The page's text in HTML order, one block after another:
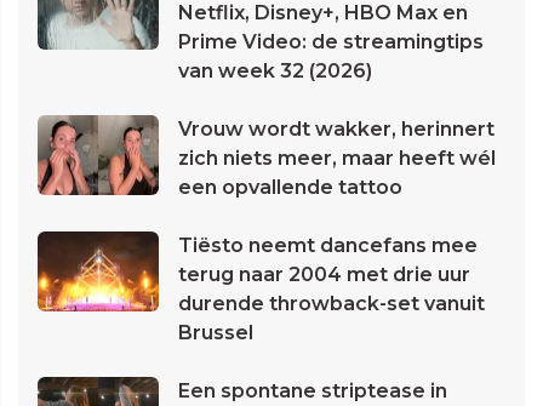
Netflix, Disney+, HBO Max en
Prime Video: de streamingtips
van week 32 (2026)
Vrouw wordt wakker, herinnert
zich niets meer, maar heeft wél
een opvallende tattoo
Tiësto neemt dancefans mee
terug naar 2004 met drie uur
durende throwback-set vanuit
Brussel
Een spontane striptease in